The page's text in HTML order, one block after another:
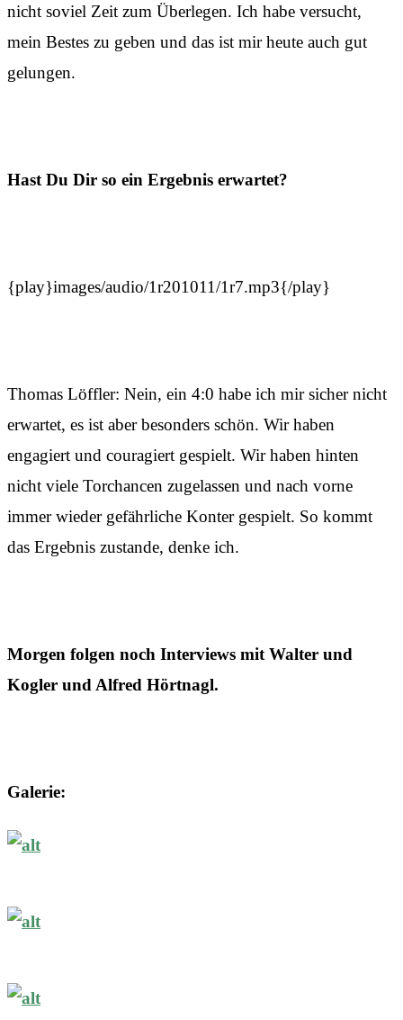
nicht soviel Zeit zum Überlegen. Ich habe versucht,
mein Bestes zu geben und das ist mir heute auch gut
gelungen.
Hast Du Dir so ein Ergebnis erwartet?
{play}images/audio/1r201011/1r7.mp3{/play}
Thomas Löffler: Nein, ein 4:0 habe ich mir sicher nicht
erwartet, es ist aber besonders schön. Wir haben
engagiert und couragiert gespielt. Wir haben hinten
nicht viele Torchancen zugelassen und nach vorne
immer wieder gefährliche Konter gespielt. So kommt
das Ergebnis zustande, denke ich.
Morgen folgen noch Interviews mit Walter und
Kogler und Alfred Hörtnagl.
Galerie: